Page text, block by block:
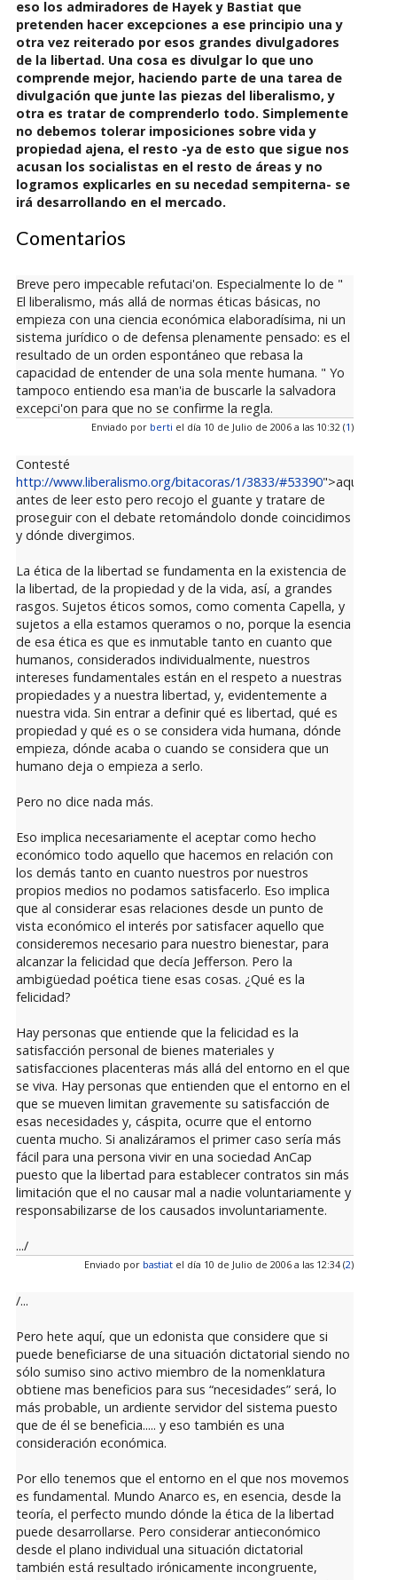
eso los admiradores de Hayek y Bastiat que
pretenden hacer excepciones a ese principio una y
otra vez reiterado por esos grandes divulgadores
de la libertad. Una cosa es divulgar lo que uno
comprende mejor, haciendo parte de una tarea de
divulgación que junte las piezas del liberalismo, y
otra es tratar de comprenderlo todo. Simplemente
no debemos tolerar imposiciones sobre vida y
propiedad ajena, el resto -ya de esto que sigue nos
acusan los socialistas en el resto de áreas y no
logramos explicarles en su necedad sempiterna- se
irá desarrollando en el mercado.
Comentarios
Breve pero impecable refutaci'on. Especialmente lo de "
El liberalismo, más allá de normas éticas básicas, no
empieza con una ciencia económica elaboradísima, ni un
sistema jurídico o de defensa plenamente pensado: es el
resultado de un orden espontáneo que rebasa la
capacidad de entender de una sola mente humana. " Yo
tampoco entiendo esa man'ia de buscarle la salvadora
excepci'on para que no se confirme la regla.
Enviado por berti el día 10 de Julio de 2006 a las 10:32 (1)
Contesté
http://www.liberalismo.org/bitacoras/1/3833/#53390">aquí
antes de leer esto pero recojo el guante y tratare de
proseguir con el debate retomándolo donde coincidimos
y dónde divergimos.
La ética de la libertad se fundamenta en la existencia de
la libertad, de la propiedad y de la vida, así, a grandes
rasgos. Sujetos éticos somos, como comenta Capella, y
sujetos a ella estamos queramos o no, porque la esencia
de esa ética es que es inmutable tanto en cuanto que
humanos, considerados individualmente, nuestros
intereses fundamentales están en el respeto a nuestras
propiedades y a nuestra libertad, y, evidentemente a
nuestra vida. Sin entrar a definir qué es libertad, qué es
propiedad y qué es o se considera vida humana, dónde
empieza, dónde acaba o cuando se considera que un
humano deja o empieza a serlo.
Pero no dice nada más.
Eso implica necesariamente el aceptar como hecho
económico todo aquello que hacemos en relación con
los demás tanto en cuanto nuestros por nuestros
propios medios no podamos satisfacerlo. Eso implica
que al considerar esas relaciones desde un punto de
vista económico el interés por satisfacer aquello que
consideremos necesario para nuestro bienestar, para
alcanzar la felicidad que decía Jefferson. Pero la
ambigüedad poética tiene esas cosas. ¿Qué es la
felicidad?
Hay personas que entiende que la felicidad es la
satisfacción personal de bienes materiales y
satisfacciones placenteras más allá del entorno en el que
se viva. Hay personas que entienden que el entorno en el
que se mueven limitan gravemente su satisfacción de
esas necesidades y, cáspita, ocurre que el entorno
cuenta mucho. Si analizáramos el primer caso sería más
fácil para una persona vivir en una sociedad AnCap
puesto que la libertad para establecer contratos sin más
limitación que el no causar mal a nadie voluntariamente y
responsabilizarse de los causados involuntariamente.
.../
Enviado por bastiatel día 10 de Julio de 2006 a las 12:34 (2)
/...
Pero hete aquí, que un edonista que considere que si
puede beneficiarse de una situación dictatorial siendo no
sólo sumiso sino activo miembro de la nomenklatura
obtiene mas beneficios para sus “necesidades” será, lo
más probable, un ardiente servidor del sistema puesto
que de él se beneficia..... y eso también es una
consideración económica.
Por ello tenemos que el entorno en el que nos movemos
es fundamental. Mundo Anarco es, en esencia, desde la
teoría, el perfecto mundo dónde la ética de la libertad
puede desarrollarse. Pero considerar antieconómico
desde el plano individual una situación dictatorial
también está resultado irónicamente incongruente,